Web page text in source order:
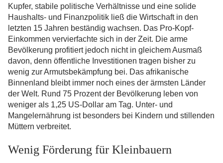
Kupfer, stabile politische Verhältnisse und eine solide
Haushalts- und Finanzpolitik ließ die Wirtschaft in den
letzten 15 Jahren beständig wachsen. Das Pro-Kopf-
Einkommen vervierfachte sich in der Zeit. Die arme
Bevölkerung profitiert jedoch nicht in gleichem Ausmaß
davon, denn öffentliche Investitionen tragen bisher zu
wenig zur Armutsbekämpfung bei. Das afrikanische
Binnenland bleibt immer noch eines der ärmsten Länder
der Welt. Rund 75 Prozent der Bevölkerung leben von
weniger als 1,25 US-Dollar am Tag. Unter- und
Mangelernährung ist besonders bei Kindern und stillenden
Müttern verbreitet.
Wenig Förderung für Kleinbauern